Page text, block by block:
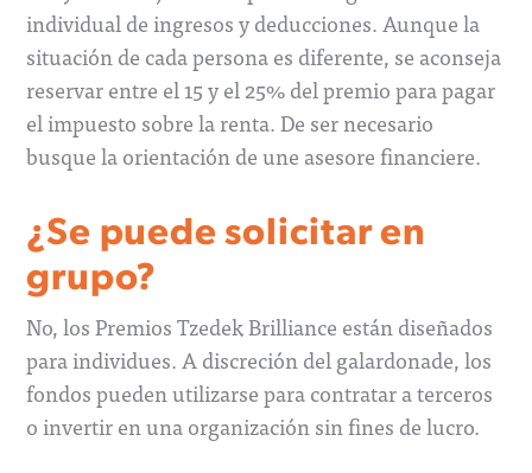
individual de ingresos y deducciones. Aunque la
situación de cada persona es diferente, se aconseja
reservar entre el 15 y el 25% del premio para pagar
el impuesto sobre la renta. De ser necesario
busque la orientación de une asesore financiere.
¿Se puede solicitar en
grupo?
No, los Premios Tzedek Brilliance están diseñados
para individues. A discreción del galardonade, los
fondos pueden utilizarse para contratar a terceros
o invertir en una organización sin fines de lucro.